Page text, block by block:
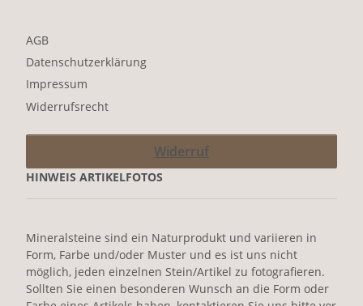
AGB
Datenschutzerklärung
Impressum
Widerrufsrecht
Widerruf
HINWEIS ARTIKELFOTOS
Mineralsteine sind ein Naturprodukt und variieren in
Form, Farbe und/oder Muster und es ist uns nicht
möglich, jeden einzelnen Stein/Artikel zu fotografieren.
Sollten Sie einen besonderen Wunsch an die Form oder